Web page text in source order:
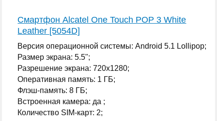
Смартфон Alcatel One Touch POP 3 White
Leather [5054D]
Версия операционной системы: Android 5.1 Lollipop;
Размер экрана: 5.5";
Разрешение экрана: 720x1280;
Оперативная память: 1 ГБ;
Флэш-память: 8 ГБ;
Встроенная камера: да ;
Количество SIM-карт: 2;